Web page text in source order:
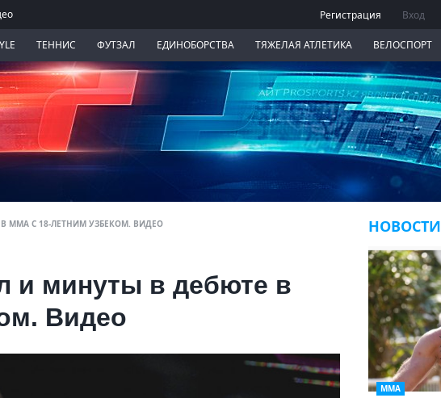
Регистрация Вход
ТЕННИС ФУТЗАЛ ЕДИНОБОРСТВА ТЯЖЕЛАЯ АТЛЕТИКА ВЕЛОСПОРТ
ММА С 18-ЛЕТНИМ УЗБЕКОМ. ВИДЕО
и минуты в дебюте в
Видео
НОВОСТИ
ММА